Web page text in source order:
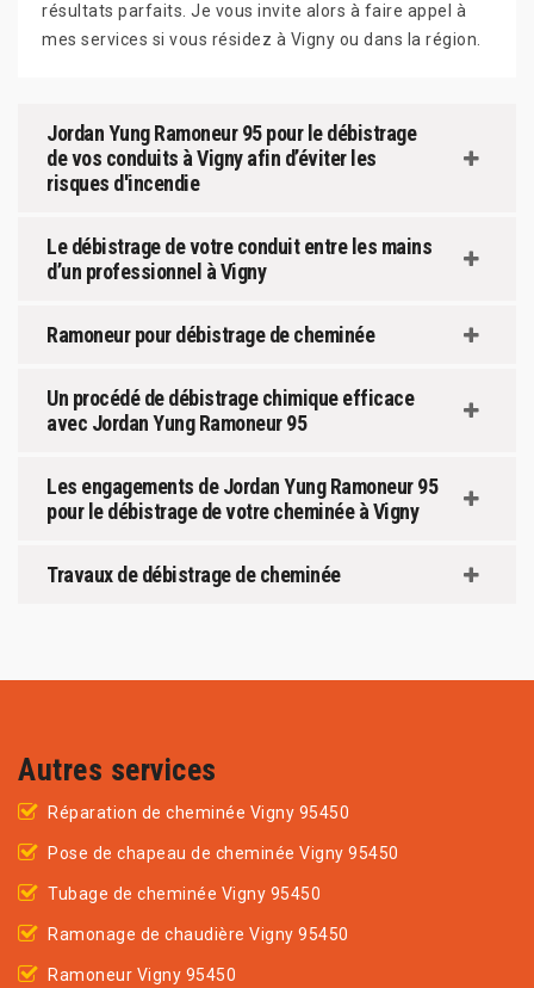
résultats parfaits. Je vous invite alors à faire appel à
mes services si vous résidez à Vigny ou dans la région.
Jordan Yung Ramoneur 95 pour le débistrage
de vos conduits à Vigny afin d’éviter les
risques d'incendie
Le débistrage de votre conduit entre les mains
d’un professionnel à Vigny
Ramoneur pour débistrage de cheminée
Un procédé de débistrage chimique efficace
avec Jordan Yung Ramoneur 95
Les engagements de Jordan Yung Ramoneur 95
pour le débistrage de votre cheminée à Vigny
Travaux de débistrage de cheminée
Autres services
Réparation de cheminée Vigny 95450
Pose de chapeau de cheminée Vigny 95450
Tubage de cheminée Vigny 95450
Ramonage de chaudière Vigny 95450
Ramoneur Vigny 95450